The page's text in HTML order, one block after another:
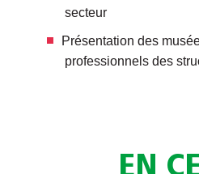
secteur
Présentation des
professionnels des